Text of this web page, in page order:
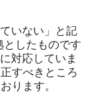
いない」と記
したものです
対応していま
すべきところ
ります。